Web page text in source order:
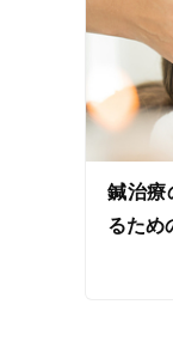
鍼治療
るため